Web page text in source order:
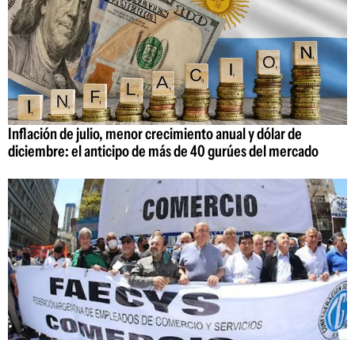
Inflación de julio, menor crecimiento anual y dólar de
diciembre: el anticipo de más de 40 gurúes del mercado